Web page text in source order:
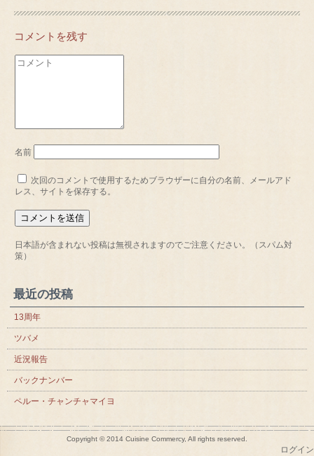
コメントを残す
名前
次回のコメントで使用するためブラウザーに自分の名前、メールアド
レス、サイトを保存する。
日本語が含まれない投稿は無視されますのでご注意ください。（スパム対
策）
最近の投稿
13周年
ツバメ
近況報告
バックナンバー
ペルー・チャンチャマイヨ
Copyright © 2014 Cuisine Commercy, All rights reserved.
ログイン